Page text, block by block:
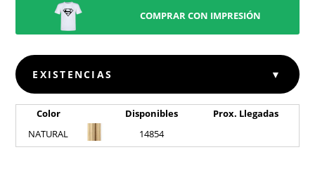
COMPRAR CON IMPRESIÓN
EXISTENCIAS ▼
Color Disponibles
Prox. Llegadas
NATURAL
14854